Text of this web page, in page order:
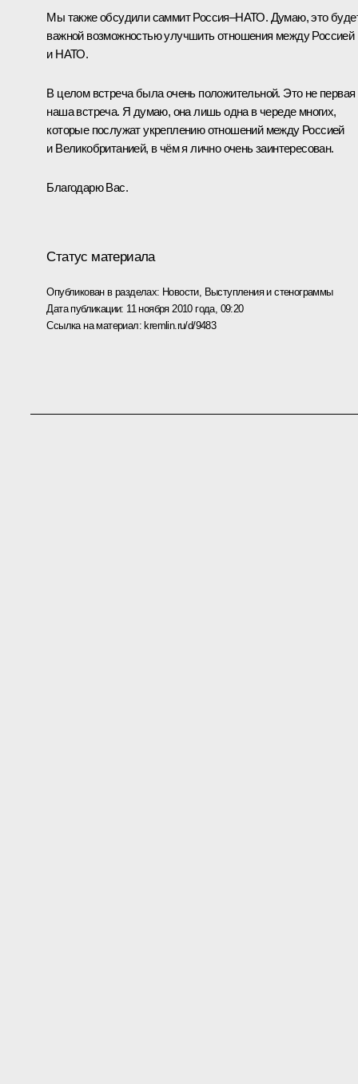
Мы также обсудили саммит Россия–НАТО. Думаю, это
важной возможностью улучшить отношения между Россией
и НАТО.
В целом встреча была очень положительной. Это не первая
наша встреча. Я думаю, она лишь одна в череде многих,
которые послужат укреплению отношений между Россией
и Великобританией, в чём я лично очень заинтересован.
Благодарю Вас.
Статус материала
Опубликован в разделах: Новости, Выступления и стенограммы
Дата публикации: 11 ноября 2010 года, 09:20
Ссылка на материал: kremlin.ru/d/9483